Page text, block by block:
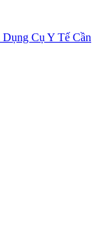
Dụng Cụ Y Tế Cần